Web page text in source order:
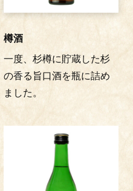
樽酒
一度、杉樽に貯蔵した杉
の香る旨口酒を瓶に詰め
ました。